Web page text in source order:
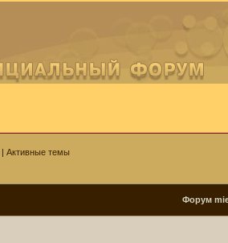
| Активные темы
Форум